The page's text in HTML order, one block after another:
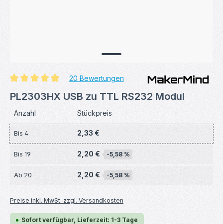
20 Bewertungen
PL2303HX USB zu TTL RS232 Modul
Anzahl Stückpreis
Bis 4 2,33 €
Bis 19 2,20 € -5,58 %
Ab 20 2,20 € -5,58 %
Preise inkl. MwSt. zzgl. Versandkosten
Sofort verfügbar, Lieferzeit: 1-3 Tage